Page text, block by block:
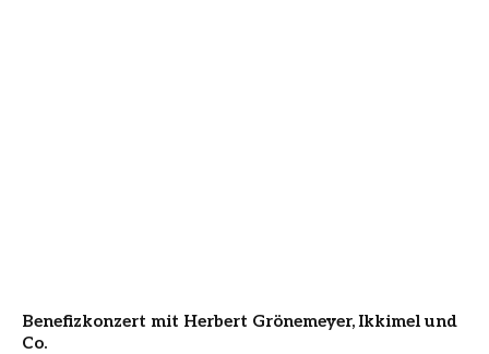
Benefizkonzert mit Herbert Grönemeyer, Ikkimel und
Co.